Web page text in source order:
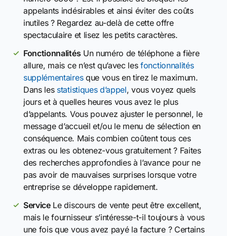
appelants indésirables et ainsi éviter des coûts
inutiles ? Regardez au-delà de cette offre
spectaculaire et lisez les petits caractères.
Fonctionnalités Un numéro de téléphone a fière
allure, mais ce n’est qu’avec lesfonctionnalités
supplémentairesque vous en tirez le maximum.
Dans les statistiques d’appel, vous voyez quels
jours et à quelles heures vous avez le plus
d’appelants. Vous pouvez ajuster le personnel, le
message d’accueil et/ou le menu de sélection en
conséquence. Mais combien coûtent tous ces
extras ou les obtenez-vous gratuitement ? Faites
des recherches approfondies à l’avance pour ne
pas avoir de mauvaises surprises lorsque votre
entreprise se développe rapidement.
ServiceLe discours de vente peut être excellent,
mais le fournisseur s’intéresse-t-il toujours à vous
une fois que vous avez payé la facture ? Certains